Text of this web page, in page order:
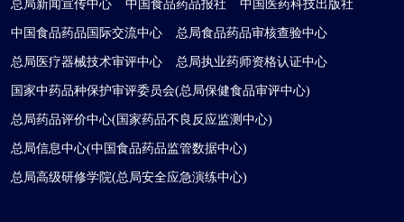
总局新闻宣传中心 中国食品药品报社 中国医药科技出版社
中国食品药品国际交流中心 总局食品药品审核查验中心
总局医疗器械技术审评中心 总局执业药师资格认证中心
国家中药品种保护审评委员会(总局保健食品审评中心)
总局药品评价中心(国家药品不良反应监测中心)
总局信息中心(中国食品药品监管数据中心)
总局高级研修学院(总局安全应急演练中心)